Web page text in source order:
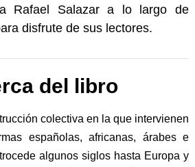
Rafael Salazar a lo largo de
disfrute de sus lectores.
del libro
colectiva en la que intervienen
españolas, africanas, árabes e
algunos siglos hasta Europa y